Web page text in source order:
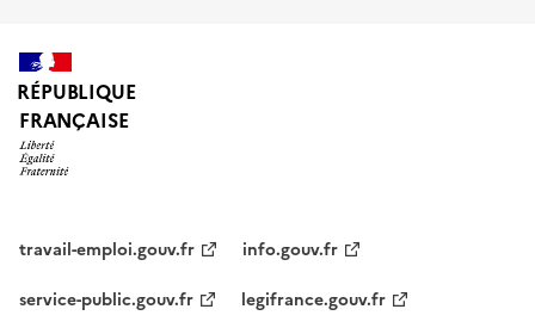
RÉPUBLIQUE
FRANÇAISE
travail-emploi.gouv.fr
info.gouv.fr
service-public.gouv.fr
legifrance.gouv.fr